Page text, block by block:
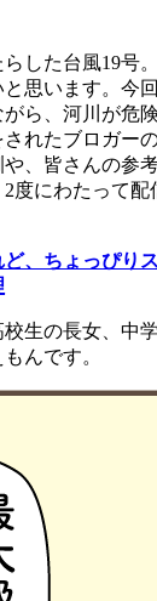
した台風19号。
思います。今
ら、河川が危
れたブロガー
、皆さんの参
度にわたって配
、ちょっぴり
生の長女、中
んです。